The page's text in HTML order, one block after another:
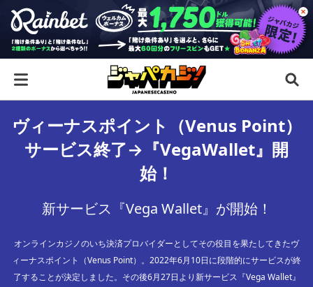
ヴィーナスポイント（Venus Point）
サービス終了→『VegaWallet』開
始！
新サービス『Vega Wallet』が開始！
オンラインカジノのいち決済プロバイダーとしてその役目を果たしてきたヴ
ィーナスポイント（Venus Point）。2022年6月10日に段階的にサービスが終
了することが決定しました。その後6月27日より新サービス『Vega Wallet』